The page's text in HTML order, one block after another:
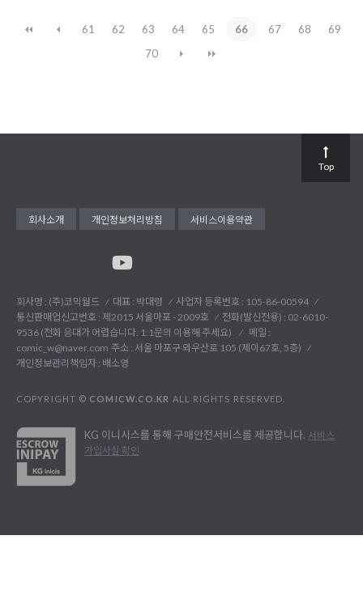
61 62 63 64 65 66 67 68
69
70
회사소개 개인정보처리방침 서비스이용약관
회사명 : (주)코믹월드 대표 : 박대령
사업자 등록번호 : 105-86-00594
통신판매업신고번호 : 제2015 서울마포 - 2009호
전화(발신전용) : 02-6010-
9536 (전화 응대가 어렵습니다. 1:1문의 이용해 주세요)
메일 :
comic_w@naver.com 주소 : 서울 마포구 와우산로 105 (제이67호, 5층)
개인정보관리책임자 : 배소영
COPYRIGHT © COMICW.CO.KR ALL RIGHTS RESERVED.
KG 이니시스를 통해 구매안전서비스를 제공합니다. 서비스
가입사실 확인
Top